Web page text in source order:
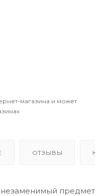
магазина и может
ОТЗЫВЫ
предмет